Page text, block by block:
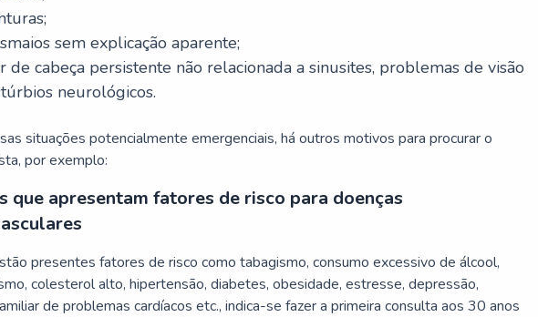
sem explicação aparente;
de cabeça persistente não relacionada a sinusites, problemas de visão
neurológicos.
situações potencialmente emergenciais, há outros motivos para procurar o
por exemplo:
que apresentam fatores de risco para doenças
presentes fatores de risco como tabagismo, consumo excessivo de álcool,
colesterol alto, hipertensão, diabetes, obesidade, estresse, depressão,
de problemas cardíacos etc., indica-se fazer a primeira consulta aos 30 anos